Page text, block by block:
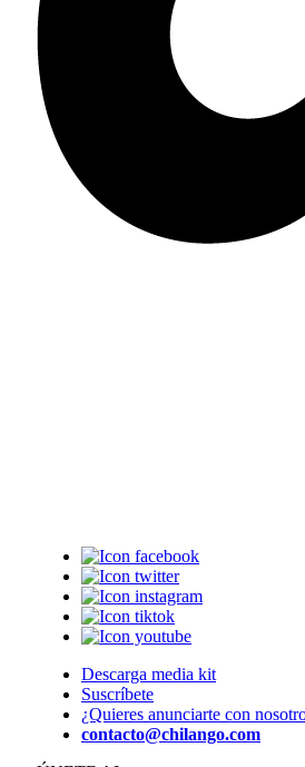
Descarga media kit
Suscríbete
¿Quieres anunciarte con
contacto@chilango.com